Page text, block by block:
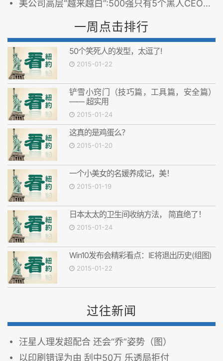
美公司高层“越来越白”:500强只有5个黑人CEO(图)
一周点击排行
50个笑死人的发型，太逗了!
2015-01-22
铲雪小窍门（技巧篇，工具篇，安全篇）
—— 超实用
2015-01-24
这真的是鸡蛋么？
2015-01-20
一个小美女的名媛养成记，美！
2015-01-19
日本太太的卫生间收纳方法， 简直绝了！
2015-01-24
Win10发布会精彩看点：IE将退出历史(组图)
2015-01-22
过往新闻
汪星人理发超配合 还会“乔”姿势（图）
以印刷错误为由 刮中50万 乐透局拒付